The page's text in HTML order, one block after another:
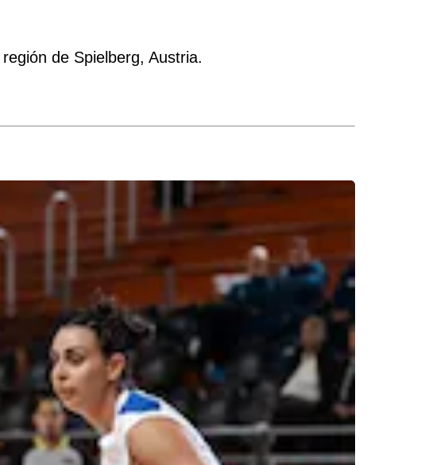
de Spielberg, Austria.